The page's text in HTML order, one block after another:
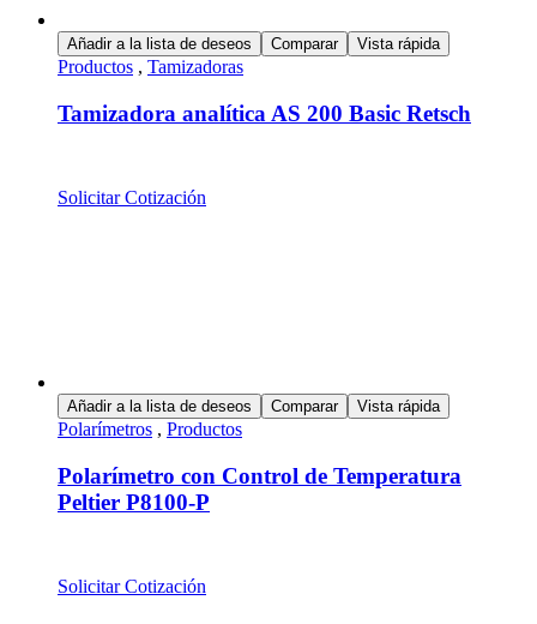
Añadir a la lista de deseos Comparar Vista rápida
Productos , Tamizadoras
Tamizadora analítica AS 200 Basic Retsch
Solicitar Cotización
Añadir a la lista de deseos Comparar Vista rápida
Polarímetros , Productos
Polarímetro con Control de Temperatura
Peltier P8100-P
Solicitar Cotización